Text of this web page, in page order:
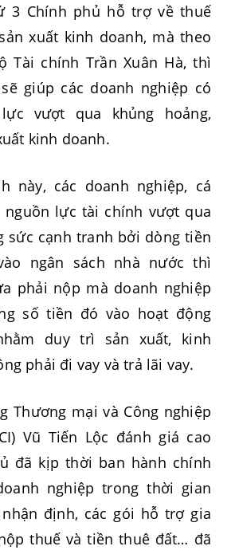
3 Chính phủ hỗ trợ về thuế
xuất kinh doanh, mà theo
Tài chính Trần Xuân Hà, thì
giúp các doanh nghiệp có
vượt qua khủng hoảng,
kinh doanh.
này, các doanh nghiệp, cá
nguồn lực tài chính vượt qua
sức cạnh tranh bởi dòng tiền
ngân sách nhà nước thì
phải nộp mà doanh nghiệp
số tiền đó vào hoạt động
duy trì sản xuất, kinh
phải đi vay và trả lãi vay.
Thương mại và Công nghiệp
Vũ Tiến Lộc đánh giá cao
đã kịp thời ban hành chính
nghiệp trong thời gian
định, các gói hỗ trợ gia
thuế và tiền thuê đất… đã